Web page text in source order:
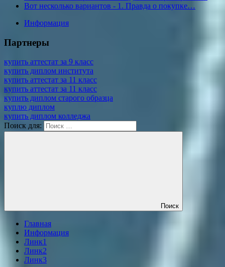
Вот несколько вариантов - 1. Правда о покупке…
Информация
Партнеры
купить аттестат за 9 класс
купить диплом института
купить аттестат за 11 класс
купить аттестат за 11 класс
купить диплом старого образца
куплю диплом
купить диплом колледжа
Поиск для:
Поиск
Главная
Информация
Линк1
Линк2
Линк3